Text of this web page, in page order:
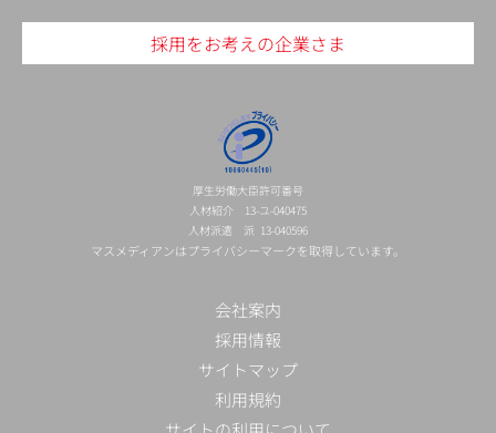
採用をお考えの企業さま
厚生労働大臣許可番号
人材紹介 13-ユ-040475
人材派遣 派 13-040596
マスメディアンはプライバシーマークを取得しています。
会社案内
採用情報
サイトマップ
利用規約